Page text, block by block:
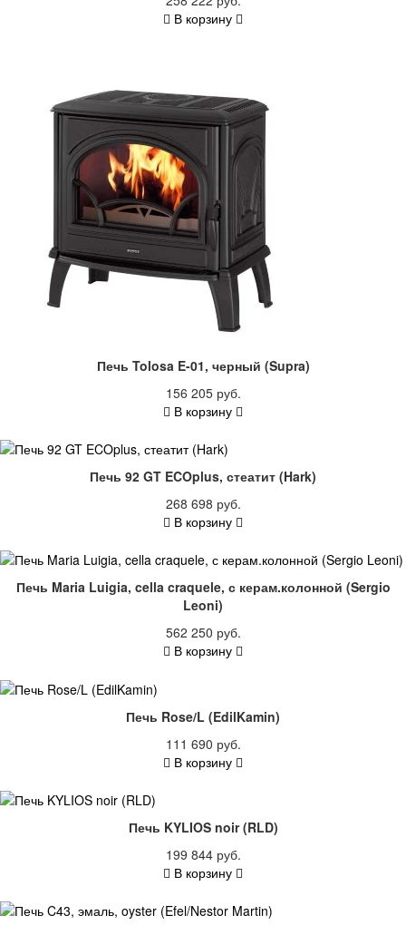
В корзину
Печь Tolosa E-01, черный (Supra)
156 205 руб.
В корзину
Печь 92 GT ECOplus, стеатит (Hark)
268 698 руб.
В корзину
Печь Maria Luigia, cella craquele, с керам.колонной (Sergio
Leoni)
562 250 руб.
В корзину
Печь Rose/L (EdilKamin)
111 690 руб.
В корзину
Печь KYLIOS noir (RLD)
199 844 руб.
В корзину